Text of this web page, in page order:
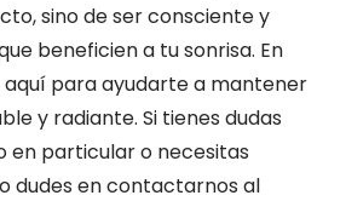
sino de ser consciente y
beneficien a tu sonrisa. En
aquí para ayudarte a mantener
y radiante. Si tienes dudas
en particular o necesitas
dudes en contactarnos al